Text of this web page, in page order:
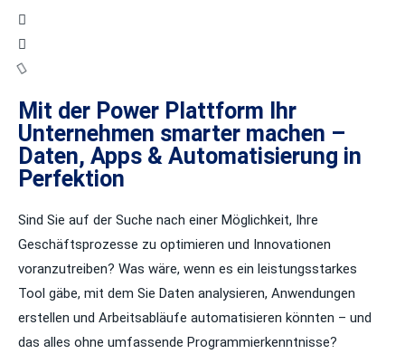
Mit der Power Plattform Ihr
Unternehmen smarter machen –
Daten, Apps & Automatisierung in
Perfektion
Sind Sie auf der Suche nach einer Möglichkeit, Ihre
Geschäftsprozesse zu optimieren und Innovationen
voranzutreiben? Was wäre, wenn es ein leistungsstarkes
Tool gäbe, mit dem Sie Daten analysieren, Anwendungen
erstellen und Arbeitsabläufe automatisieren könnten – und
das alles ohne umfassende Programmierkenntnisse?